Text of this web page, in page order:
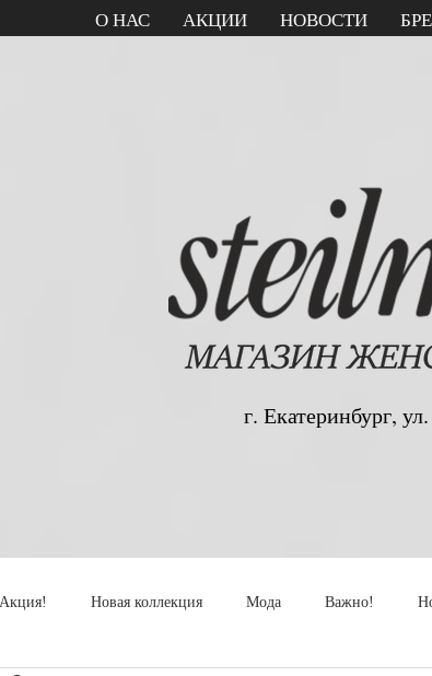
г. Екатеринбург,
О НАС АКЦИИ НОВОСТИ
Акция! Новая коллекция Мода Важно!